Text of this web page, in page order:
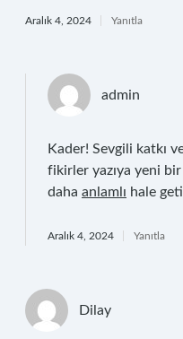
Aralık 4, 2024 Yanıtla
admin
Kader! Sevgili katkı
fikirler yazıya yeni bir
daha anlamlı hale
Aralık 4, 2024 Yanıtla
Dilay